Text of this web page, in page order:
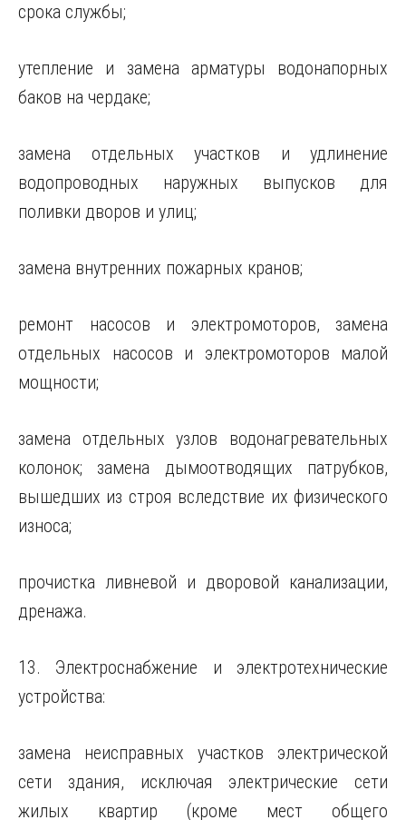
срока службы;
утепление и замена арматуры водонапорных
баков на чердаке;
замена отдельных участков и удлинение
водопроводных наружных выпусков для
поливки дворов и улиц;
замена внутренних пожарных кранов;
ремонт насосов и электромоторов, замена
отдельных насосов и электромоторов малой
мощности;
замена отдельных узлов водонагревательных
колонок; замена дымоотводящих патрубков,
вышедших из строя вследствие их физического
износа;
прочистка ливневой и дворовой канализации,
дренажа.
13. Электроснабжение и электротехнические
устройства:
замена неисправных участков электрической
сети здания, исключая электрические сети
жилых квартир (кроме мест общего